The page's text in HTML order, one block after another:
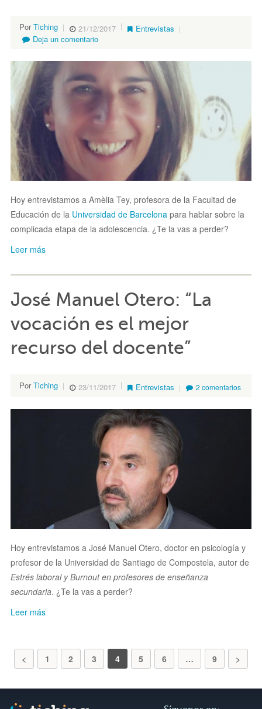
PorTiching 21/12/2017
Entrevistas
Deja un comentario
Hoy entrevistamos a Amèlia Tey, profesora de la Facultad de
Educación de la Universidad de Barcelona para hablar sobre la
complicada etapa de la adolescencia. ¿Te la vas a perder?
Leer más
José Manuel Otero: “La
vocación es el mejor
recurso del docente”
PorTiching 23/11/2017 Entrevistas 2 comentarios
Hoy entrevistamos a José Manuel Otero, doctor en psicología y
profesor de la Universidad de Santiago de Compostela, autor de
Estrés laboral y Burnout en profesores de enseñanza
secundaria. ¿Te la vas a perder?
Leer más
< 1 2 3 4 5 6 … 9 >